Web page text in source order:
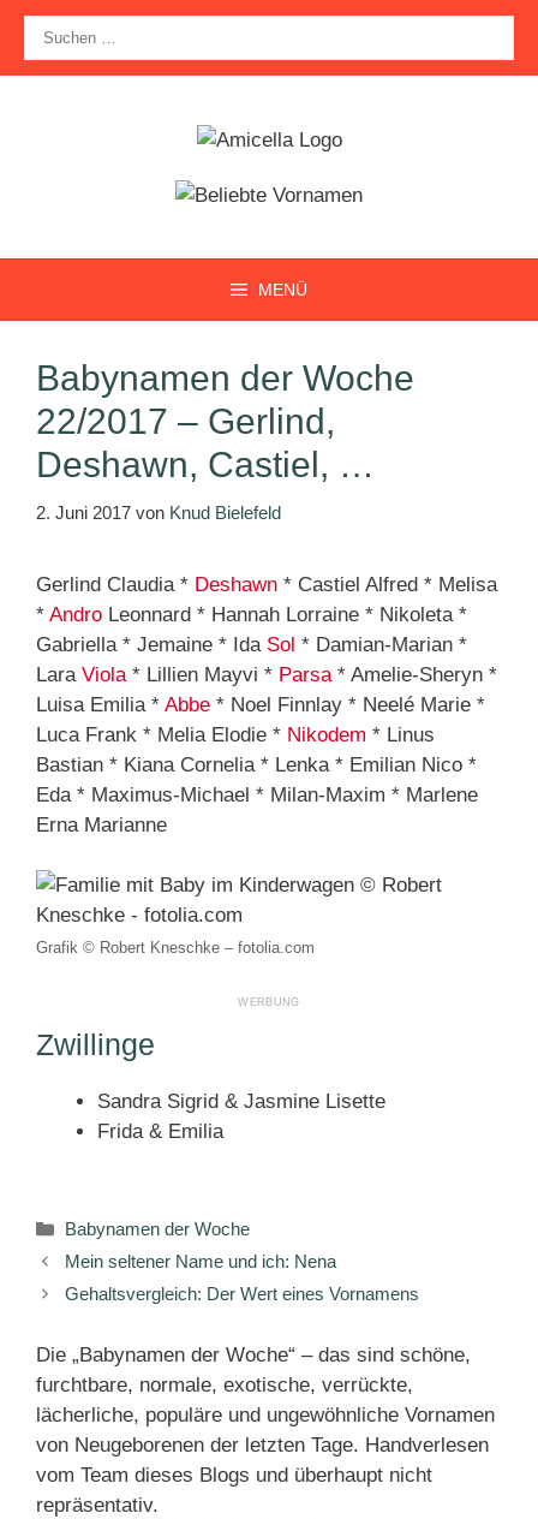
Zum
Inhalt
springen
nach:
MENÜ
Babynamen der Woche
22/2017 – Gerlind,
Deshawn, Castiel, …
2. Juni 2017 von Knud Bielefeld
Gerlind Claudia * Deshawn * Castiel Alfred * Melisa
* Andro Leonnard * Hannah Lorraine * Nikoleta *
Gabriella * Jemaine * Ida Sol * Damian-Marian *
Lara Viola * Lillien Mayvi * Parsa * Amelie-Sheryn *
Luisa Emilia * Abbe * Noel Finnlay * Neelé Marie *
Luca Frank * Melia Elodie * Nikodem * Linus
Bastian * Kiana Cornelia * Lenka * Emilian Nico *
Eda * Maximus-Michael * Milan-Maxim * Marlene
Erna Marianne
Grafik © Robert Kneschke – fotolia.com
Zwillinge
Sandra Sigrid & Jasmine Lisette
Frida & Emilia
Kategorien
Babynamen der Woche
Mein seltener Name und ich: Nena
Gehaltsvergleich: Der Wert eines Vornamens
Die „Babynamen der Woche“ – das sind schöne,
furchtbare, normale, exotische, verrückte,
lächerliche, populäre und ungewöhnliche Vornamen
von Neugeborenen der letzten Tage. Handverlesen
vom Team dieses Blogs und überhaupt nicht
repräsentativ.